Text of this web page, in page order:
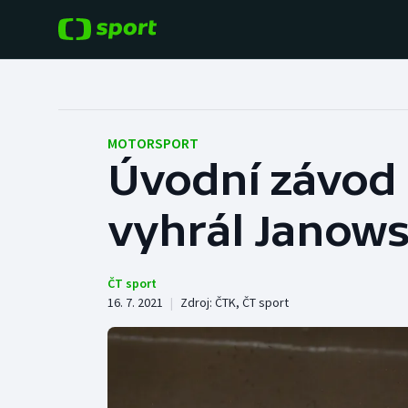
Tenis
Cyklistika
Baseball a softbal
Basketbal
Boby a skeleton
MOTORSPORT
Úvodní
vyhrál
ČT sport
16. 7. 2021 | Zdroj: ČTK, ČT sport